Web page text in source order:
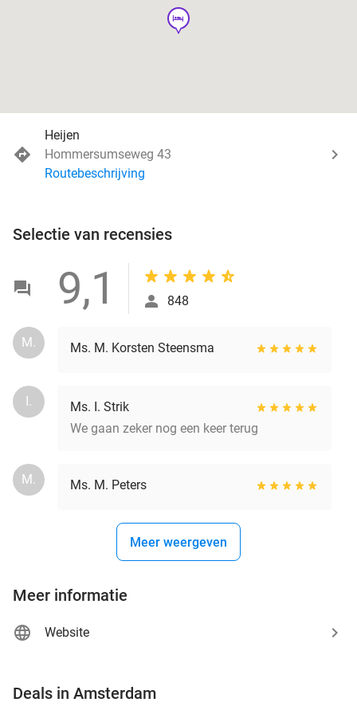
hotel
Heijen
Hommersumseweg 43
Routebeschrijving
Selectie van recensies
9,1 848
M. Ms. M. Korsten Steensma
I.
Ms. I. Strik
We gaan zeker nog een keer terug
M. Ms. M. Peters
Meer weergeven
Meer informatie
Website
Deals in Amsterdam